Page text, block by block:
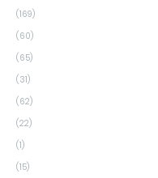
(169)
(60)
(65)
(31)
(62)
(22)
(1)
(15)